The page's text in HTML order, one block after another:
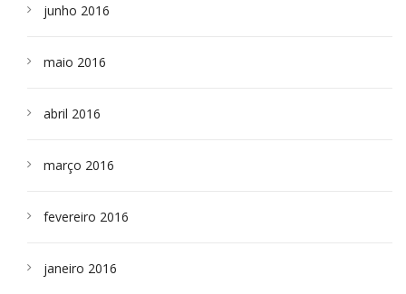
junho 2016
maio 2016
abril 2016
março 2016
fevereiro 2016
janeiro 2016